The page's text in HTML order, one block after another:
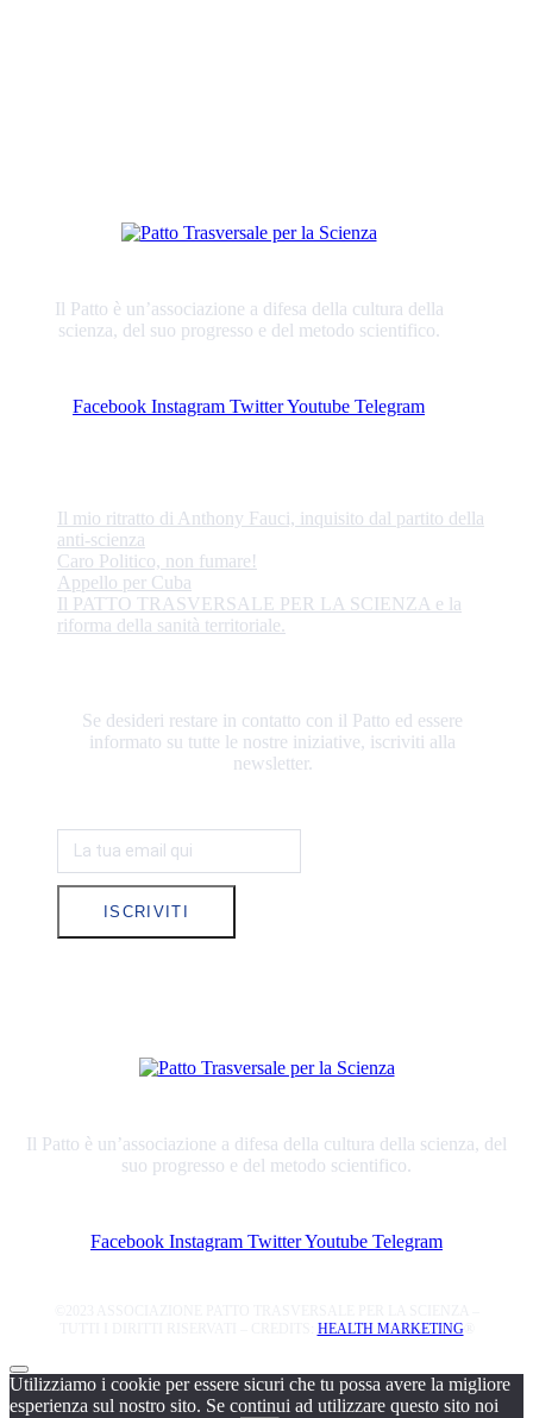
Il Patto è un’associazione a difesa della cultura della
scienza, del suo progresso e del metodo scientifico.
Facebook Instagram TwitterYoutube Telegram
Il mio ritratto di Anthony Fauci, inquisito dal partito della
anti-scienza
Caro Politico, non fumare!
Appello per Cuba
Il PATTO TRASVERSALE PER LA SCIENZA e la
riforma della sanità territoriale.
Se desideri restare in contatto con il Patto ed essere
informato su tutte le nostre iniziative, iscriviti alla
newsletter.
ISCRIVITI
Il Patto è un’associazione a difesa della cultura della scienza, del
suo progresso e del metodo scientifico.
Facebook Instagram TwitterYoutube Telegram
HEALTH MARKETING®
Utilizziamo i cookie per essere sicuri che tu possa avere la migliore
esperienza sul nostro sito. Se continui ad utilizzare questo sito noi